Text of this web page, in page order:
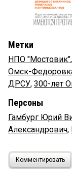
Метки
НПО "Мостовик",
Омск-
ДРСУ, 300-лет
Персоны
Гамбург Юрий
Александрович,
Комментировать